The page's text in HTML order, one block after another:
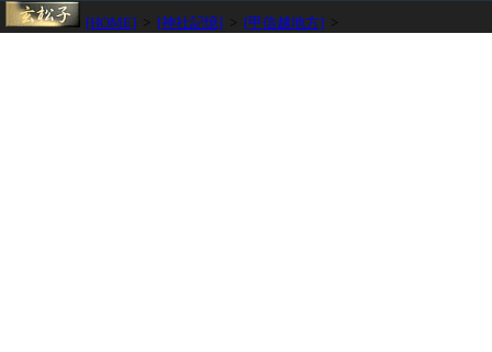
[HOME] [神社記憶] [甲信越地方]